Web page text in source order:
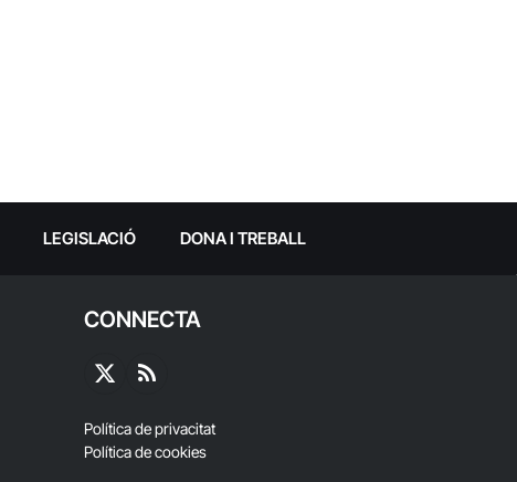
LEGISLACIÓ DONA I TREBALL
CONNECTA
X
RSS
Política de privacitat
Política de cookies